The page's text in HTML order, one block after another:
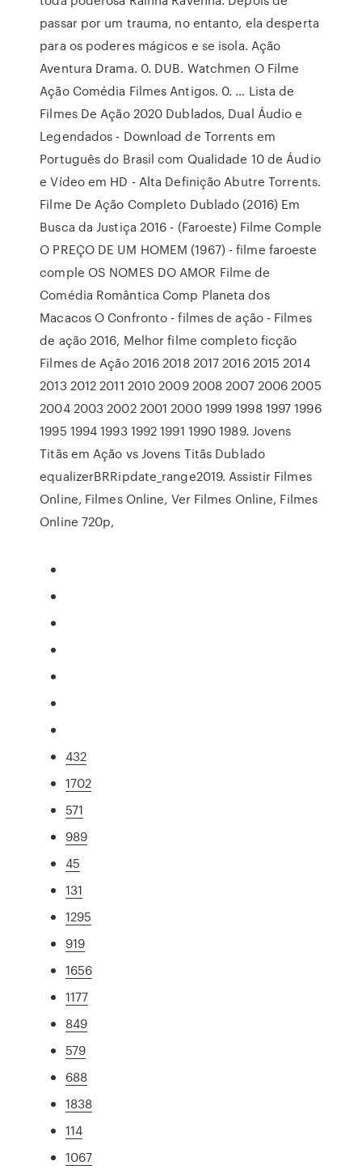
passar por um trauma, no entanto, ela desperta
para os poderes mágicos e se isola. Ação
Aventura Drama. 0. DUB. Watchmen O Filme
Ação Comédia Filmes Antigos. 0. … Lista de
Filmes De Ação 2020 Dublados, Dual Áudio e
Legendados - Download de Torrents em
Português do Brasil com Qualidade 10 de Áudio
e Vídeo em HD - Alta Definição Abutre Torrents.
Filme De Ação Completo Dublado (2016) Em
Busca da Justiça 2016 - (Faroeste) Filme Comple
O PREÇO DE UM HOMEM (1967) - filme faroeste
comple OS NOMES DO AMOR Filme de
Comédia Romântica Comp Planeta dos
Macacos O Confronto - filmes de ação - Filmes
de ação 2016, Melhor filme completo ficção
Filmes de Ação 2016 2018 2017 2016 2015 2014
2013 2012 2011 2010 2009 2008 2007 2006 2005
2004 2003 2002 2001 2000 1999 1998 1997 1996
1995 1994 1993 1992 1991 1990 1989. Jovens
Titãs em Ação vs Jovens Titãs Dublado
equalizerBRRipdate_range2019. Assistir Filmes
Online, Filmes Online, Ver Filmes Online, Filmes
Online 720p,
432
1702
571
989
45
131
1295
919
1656
1177
849
579
688
1838
114
1067